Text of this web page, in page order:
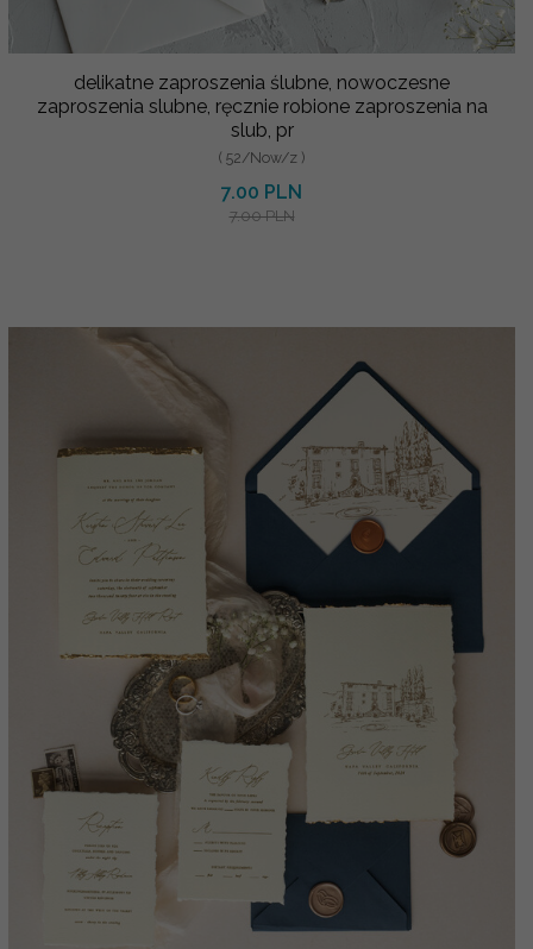
delikatne zaproszenia ślubne, nowoczesne
zaproszenia slubne, ręcznie robione zaproszenia na
slub, pr
( 52/Now/z )
7.00 PLN
7.00 PLN